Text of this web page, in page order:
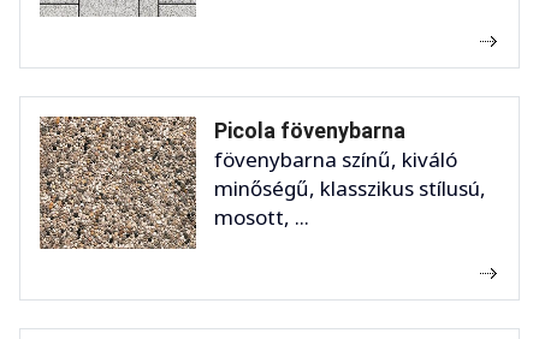
Picola fövenybarna
fövenybarna színű, kiváló
minőségű, klasszikus stílusú,
mosott, ...